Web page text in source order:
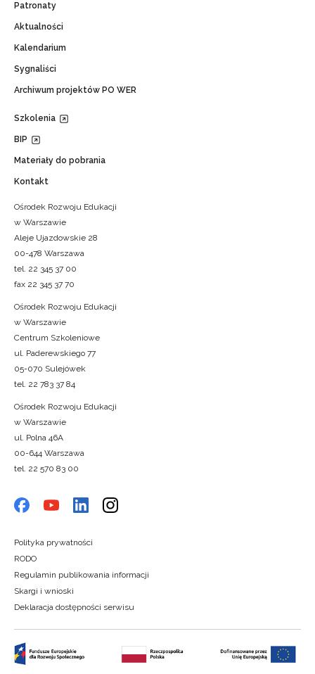
Patronaty
Aktualności
Kalendarium
Sygnaliści
Archiwum projektów PO WER
Szkolenia
BIP
Materiały do pobrania
Kontakt
Ośrodek Rozwoju Edukacji
w Warszawie
Aleje Ujazdowskie 28
00-478 Warszawa
tel. 22 345 37 00
fax 22 345 37 70
Ośrodek Rozwoju Edukacji
w Warszawie
Centrum Szkoleniowe
ul. Paderewskiego 77
05-070 Sulejówek
tel. 22 783 37 84
Ośrodek Rozwoju Edukacji
w Warszawie
ul. Polna 46A
00-644 Warszawa
tel. 22 570 83 00
Polityka prywatności
RODO
Regulamin publikowania informacji
Skargi i wnioski
Deklaracja dostępności serwisu